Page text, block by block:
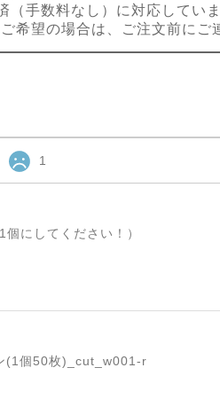
（手数料なし）に対応していま
希望の場合は、ご注文前にご
1
にしてください！）
(1個50枚)_cut_w001-r